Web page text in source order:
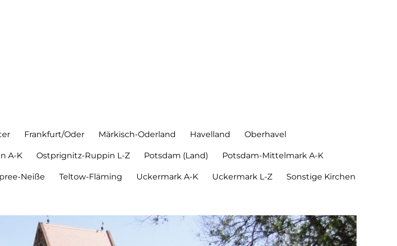
Frankfurt/Oder Märkisch-Oderland Havelland Oberhavel
A-K Ostprignitz-Ruppin L-Z Potsdam (Land) Potsdam-Mittelmark A-K
Neiße Teltow-Fläming Uckermark A-K Uckermark L-Z Sonstige Kirchen